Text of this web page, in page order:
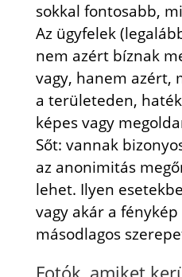
sokkal fontosabb,
Az ügyfelek
nem azért bíznak
vagy, hanem azért,
a területeden,
képes vagy
Sőt: vannak
az anonimitás
lehet. Ilyen
vagy akár a
másodlagos
Fotók, amiket